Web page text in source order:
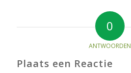
0
ANTWOORDEN
Plaats een Reactie